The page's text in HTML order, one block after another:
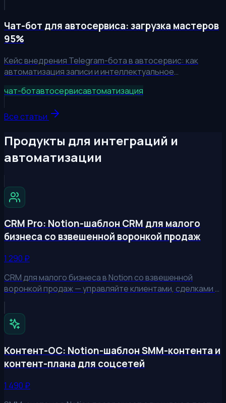
Чат-бот для автосервиса: загрузка мастеров
95%
Кейс внедрения Telegram-бота в автосервис: как
автоматизация записи и интеллектуальное
95%.
чат-ботавтосервисавтоматизация
Все статьи
Продукты для интеграций и
автоматизации
CRM Pro: Notion-шаблон CRM для малого
бизнеса со взвешенной воронкой продаж
1 290 ₽
CRM для малого бизнеса в Notion со взвешенной
воронкой продаж — управляйте клиентами, сделками и
воронка (сумма × вероятность) считает реальный
прогноз выручки, а задачи с автонапоминаниями не
дают сделкам зависнуть. Дашборд прогноза выручки и
конверсии, шаблоны писем, КП и договоров, структура
под интеграцию с Telegram-ботом сделок.
Контент-ОС: Notion-шаблон SMM-контента и
контент-плана для соцсетей
1 490 ₽